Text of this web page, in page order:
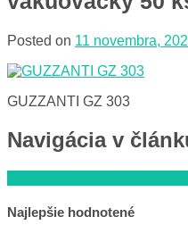
Posted on 11 novembra,
GUZZANTI GZ 303
Navigácia v
Najlepšie hodnotené